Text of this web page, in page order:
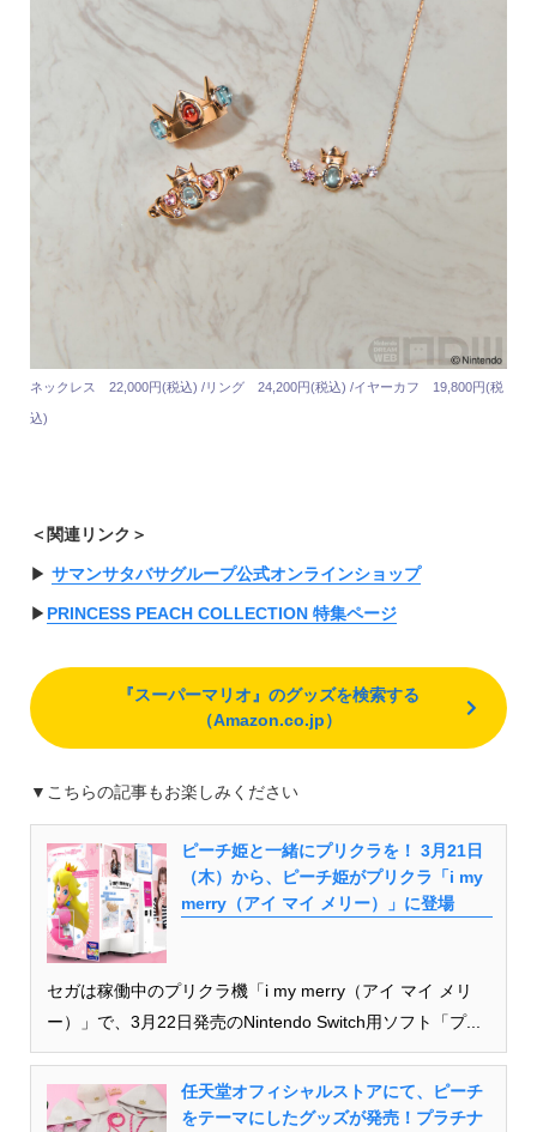
ネックレス 22,000円(税込) /リング 24,200円(税込) /イヤーカフ 19,800円(税
込)
＜関連リンク＞
▶︎ サマンサタバサグループ公式オンラインショップ
▶︎ PRINCESS PEACH COLLECTION 特集ページ
『スーパーマリオ』のグッズを検索する
（Amazon.co.jp）
▼こちらの記事もお楽しみください
ピーチ姫と一緒にプリクラを！ 3月21日
（木）から、ピーチ姫がプリクラ「i my
merry（アイ マイ メリー）」に登場
セガは稼働中のプリクラ機「i my merry（アイ マイ メリ
ー）」で、3月22日発売のNintendo Switch用ソフト「プ...
任天堂オフィシャルストアにて、ピーチ
をテーマにしたグッズが発売！プラチナ